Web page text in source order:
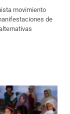
movimiento
de